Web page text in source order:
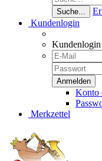
Suche...
Kundenlogin
Kundenlogin
Konto
Merkzettel